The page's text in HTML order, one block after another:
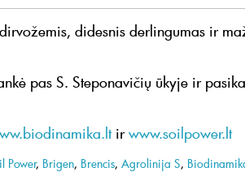
didesnis derlingumas ir
pas S. Steponavičių ūkyje ir
ir www.soilpower.lt
Power, Brigen, Brencis, Agrolinija S,